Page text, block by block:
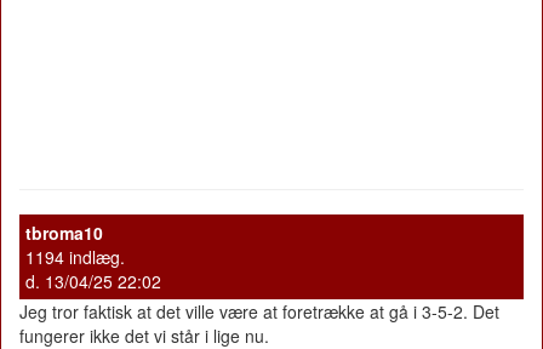
tbroma10
1194 indlæg.
d. 13/04/25 22:02
Jeg tror faktisk at det ville være at foretrække at gå i 3-5-2. Det
fungerer ikke det vi står i lige nu.